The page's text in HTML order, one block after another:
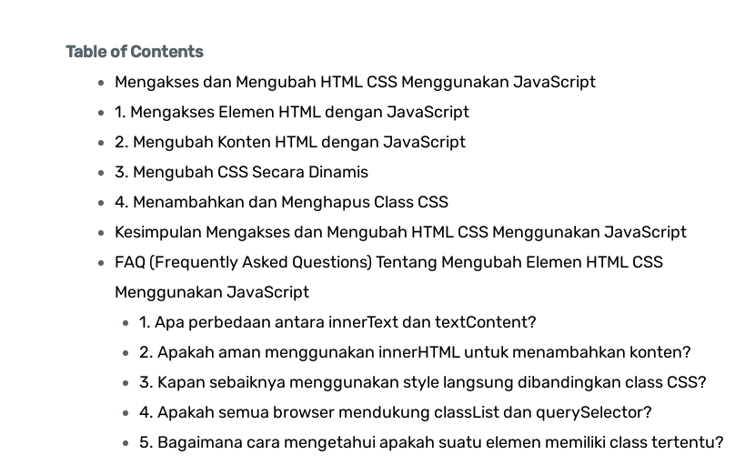
Table of Contents
Mengakses dan Mengubah HTML CSS Menggunakan JavaScript
1. Mengakses Elemen HTML dengan JavaScript
2. Mengubah Konten HTML dengan JavaScript
3. Mengubah CSS Secara Dinamis
4. Menambahkan dan Menghapus Class CSS
Kesimpulan Mengakses dan Mengubah HTML CSS Menggunakan JavaScript
FAQ (Frequently Asked Questions) Tentang Mengubah Elemen HTML CSS
Menggunakan JavaScript
1. Apa perbedaan antara innerText dan textContent?
2. Apakah aman menggunakan innerHTML untuk menambahkan konten?
3. Kapan sebaiknya menggunakan style langsung dibandingkan class CSS?
4. Apakah semua browser mendukung classList dan querySelector?
5. Bagaimana cara mengetahui apakah suatu elemen memiliki class tertentu?